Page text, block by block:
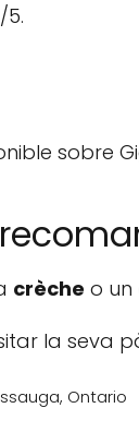
5.
sobre
crèche o un
la seva
Ontario